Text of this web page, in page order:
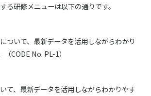
る研修メニューは以下の通りです。
ついて、最新データを活用しながらわかり
CODE No. PL-1）
て、最新データを活用しながらわかりやす